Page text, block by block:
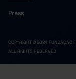
Press
COPYRIGHT © 2024 FUNDAÇÃO
ALL RIGHTS RESERVED